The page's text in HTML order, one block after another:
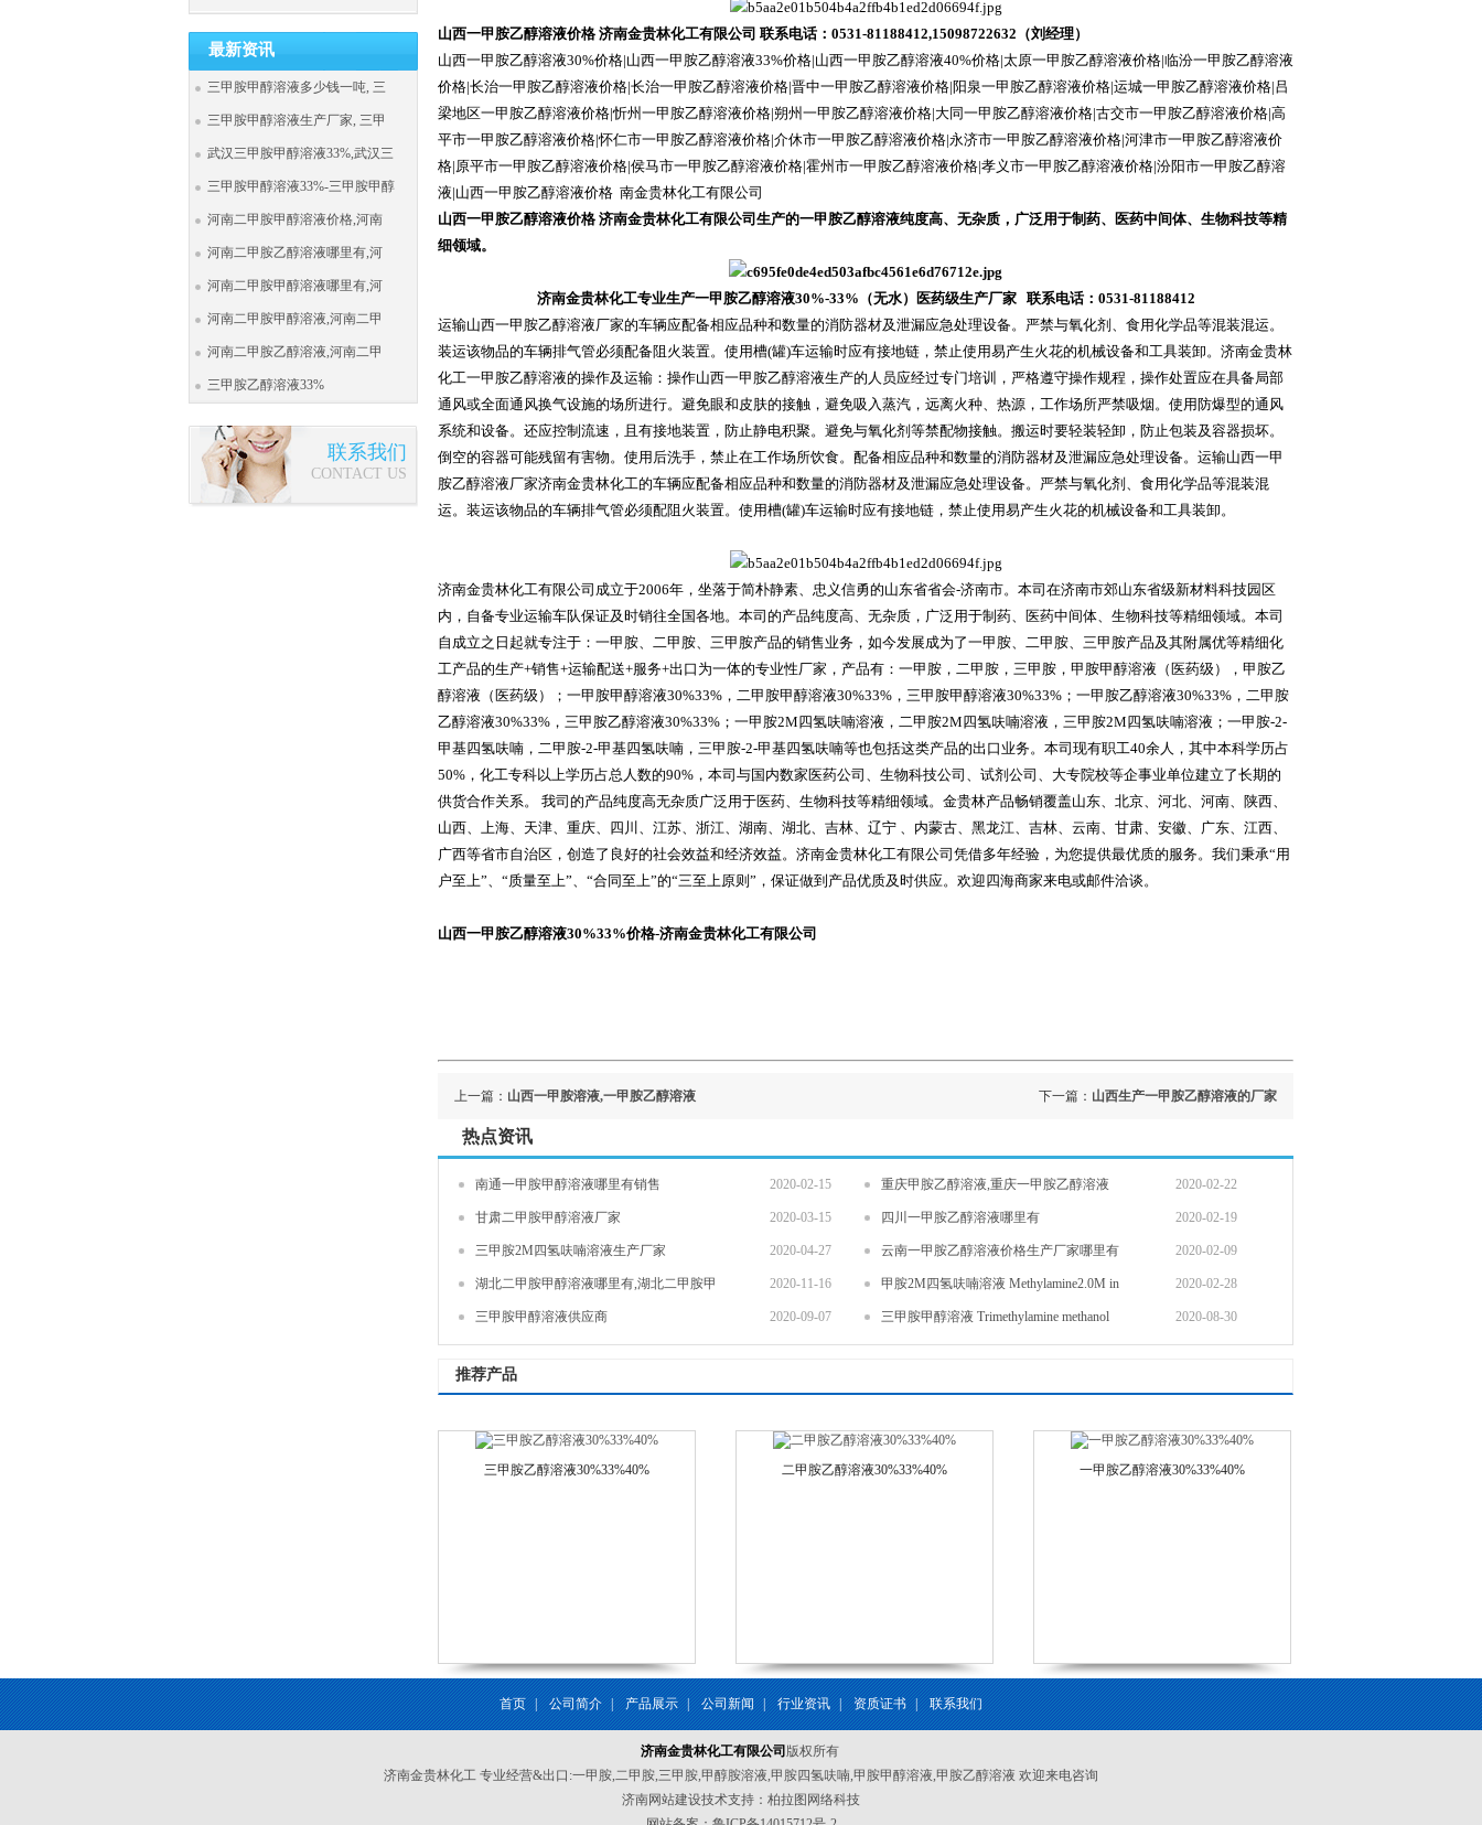
最新资讯
三甲胺甲醇溶液多少钱一吨, 三
三甲胺甲醇溶液生产厂家, 三甲
武汉三甲胺甲醇溶液33%,武汉三
三甲胺甲醇溶液33%-三甲胺甲醇
河南二甲胺甲醇溶液价格,河南
河南二甲胺乙醇溶液哪里有,河
河南二甲胺甲醇溶液哪里有,河
河南二甲胺甲醇溶液,河南二甲
河南二甲胺乙醇溶液,河南二甲
三甲胺乙醇溶液33%
联系我们
CONTACT US
山西一甲胺乙醇溶液价格 济南金贵林化工有限公司 联系电话：0531-81188412,15098722632（刘经理）
山西一甲胺乙醇溶液30%价格|山西一甲胺乙醇溶液33%价格|山西一甲胺乙醇溶液40%价格|太原一甲胺乙醇溶液价格|临汾一甲胺乙醇溶液
价格|长治一甲胺乙醇溶液价格|长治一甲胺乙醇溶液价格|晋中一甲胺乙醇溶液价格|阳泉一甲胺乙醇溶液价格|运城一甲胺乙醇溶液价格|吕
梁地区一甲胺乙醇溶液价格|忻州一甲胺乙醇溶液价格|朔州一甲胺乙醇溶液价格|大同一甲胺乙醇溶液价格|古交市一甲胺乙醇溶液价格|高
平市一甲胺乙醇溶液价格|怀仁市一甲胺乙醇溶液价格|介休市一甲胺乙醇溶液价格|永济市一甲胺乙醇溶液价格|河津市一甲胺乙醇溶液价
格|原平市一甲胺乙醇溶液价格|侯马市一甲胺乙醇溶液价格|霍州市一甲胺乙醇溶液价格|孝义市一甲胺乙醇溶液价格|汾阳市一甲胺乙醇溶
液|山西一甲胺乙醇溶液价格 南金贵林化工有限公司
山西一甲胺乙醇溶液价格 济南金贵林化工有限公司生产的一甲胺乙醇溶液纯度高、无杂质，广泛用于制药、医药中间体、生物科技等精
细领域。
济南金贵林化工专业生产一甲胺乙醇溶液30%-33%（无水）医药级生产厂家 联系电话：0531-81188412
运输山西一甲胺乙醇溶液厂家的车辆应配备相应品种和数量的消防器材及泄漏应急处理设备。严禁与氧化剂、食用化学品等混装混运。
装运该物品的车辆排气管必须配备阻火装置。使用槽(罐)车运输时应有接地链，禁止使用易产生火花的机械设备和工具装卸。济南金贵林
化工一甲胺乙醇溶液的操作及运输：操作山西一甲胺乙醇溶液生产的人员应经过专门培训，严格遵守操作规程，操作处置应在具备局部
通风或全面通风换气设施的场所进行。避免眼和皮肤的接触，避免吸入蒸汽，远离火种、热源，工作场所严禁吸烟。使用防爆型的通风
系统和设备。还应控制流速，且有接地装置，防止静电积聚。避免与氧化剂等禁配物接触。搬运时要轻装轻卸，防止包装及容器损坏。
倒空的容器可能残留有害物。使用后洗手，禁止在工作场所饮食。配备相应品种和数量的消防器材及泄漏应急处理设备。运输山西一甲
胺乙醇溶液厂家济南金贵林化工的车辆应配备相应品种和数量的消防器材及泄漏应急处理设备。严禁与氧化剂、食用化学品等混装混
运。装运该物品的车辆排气管必须配阻火装置。使用槽(罐)车运输时应有接地链，禁止使用易产生火花的机械设备和工具装卸。
济南金贵林化工有限公司成立于2006年，坐落于简朴静素、忠义信勇的山东省省会-济南市。本司在济南市郊山东省级新材料科技园区
内，自备专业运输车队保证及时销往全国各地。本司的产品纯度高、无杂质，广泛用于制药、医药中间体、生物科技等精细领域。本司
自成立之日起就专注于：一甲胺、二甲胺、三甲胺产品的销售业务，如今发展成为了一甲胺、二甲胺、三甲胺产品及其附属优等精细化
工产品的生产+销售+运输配送+服务+出口为一体的专业性厂家，产品有：一甲胺，二甲胺，三甲胺，甲胺甲醇溶液（医药级），甲胺乙
醇溶液（医药级）；一甲胺甲醇溶液30%33%，二甲胺甲醇溶液30%33%，三甲胺甲醇溶液30%33%；一甲胺乙醇溶液30%33%，二甲胺
乙醇溶液30%33%，三甲胺乙醇溶液30%33%；一甲胺2M四氢呋喃溶液，二甲胺2M四氢呋喃溶液，三甲胺2M四氢呋喃溶液；一甲胺-2-
甲基四氢呋喃，二甲胺-2-甲基四氢呋喃，三甲胺-2-甲基四氢呋喃等也包括这类产品的出口业务。本司现有职工40余人，其中本科学历占
50%，化工专科以上学历占总人数的90%，本司与国内数家医药公司、生物科技公司、试剂公司、大专院校等企事业单位建立了长期的
供货合作关系。 我司的产品纯度高无杂质广泛用于医药、生物科技等精细领域。金贵林产品畅销覆盖山东、北京、河北、河南、陕西、
山西、上海、天津、重庆、四川、江苏、浙江、湖南、湖北、吉林、辽宁 、内蒙古、黑龙江、吉林、云南、甘肃、安徽、广东、江西、
广西等省市自治区，创造了良好的社会效益和经济效益。济南金贵林化工有限公司凭借多年经验，为您提供最优质的服务。我们秉承“用
户至上”、“质量至上”、“合同至上”的“三至上原则”，保证做到产品优质及时供应。欢迎四海商家来电或邮件洽谈。
山西一甲胺乙醇溶液30%33%价格-济南金贵林化工有限公司
上一篇： 山西一甲胺溶液,一甲胺乙醇溶液 下一篇： 山西生产一甲胺乙醇溶液的厂家
热点资讯
2020-02-15
南通一甲胺甲醇溶液哪里有销售 2020-02-22
重庆甲胺乙醇溶液,重庆一甲胺乙醇溶液
2020-03-15
甘肃二甲胺甲醇溶液厂家 2020-02-19
四川一甲胺乙醇溶液哪里有
2020-04-27
三甲胺2M四氢呋喃溶液生产厂家 2020-02-09
云南一甲胺乙醇溶液价格生产厂家哪里有
2020-11-16
湖北二甲胺甲醇溶液哪里有,湖北二甲胺甲 2020-02-28
甲胺2M四氢呋喃溶液 Methylamine2.0M in
2020-09-07
三甲胺甲醇溶液供应商 2020-08-30
三甲胺甲醇溶液 Trimethylamine methanol
推荐产品
三甲胺乙醇溶液30%33%40% 二甲胺乙醇溶液30%33%40% 一甲胺乙醇溶液30%33%40%
首页 | 公司简介 | 产品展示 | 公司新闻 | 行业资讯 | 资质证书 | 联系我们
济南金贵林化工有限公司 版权所有
济南金贵林化工 专业经营&出口:一甲胺,二甲胺,三甲胺,甲醇胺溶液,甲胺四氢呋喃,甲胺甲醇溶液,甲胺乙醇溶液 欢迎来电咨询
济南网站建设技术支持：柏拉图网络科技